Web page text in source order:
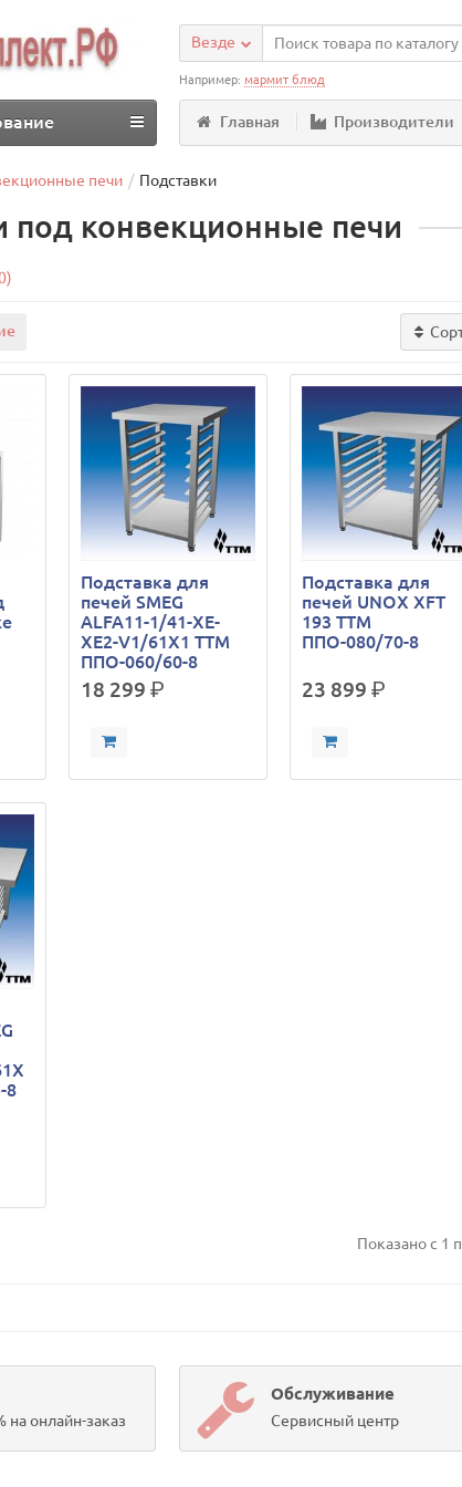
Везде
Например:мармит блюд
Главная Производители
печи Подставки
под конвекционные печи
Подставка для
печей SMEG
ALFA11-1/41-XE-
XE2-V1/61X1 ТТМ
ППО-060/60-8
18 299р.
Подставка для
печей UNOX XFT
193 ТТМ
ППО-080/70-8
23 899р.
8
Показано с 1
на онлайн-заказ
Обслуживание
Сервисный центр